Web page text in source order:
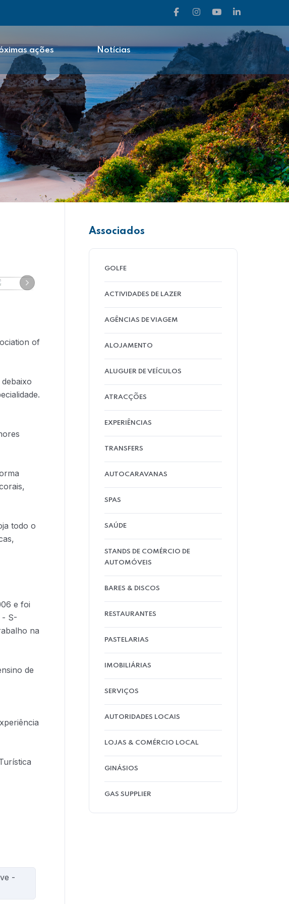
ações Notícias
of
todo o
e foi
- S-
na
de
-
Associados
GOLFE
ACTIVIDADES DE LAZER
AGÊNCIAS DE VIAGEM
ALOJAMENTO
ALUGUER DE VEÍCULOS
ATRACÇÕES
EXPERIÊNCIAS
TRANSFERS
AUTOCARAVANAS
SPAS
SAÚDE
STANDS DE COMÉRCIO DE
AUTOMÓVEIS
BARES & DISCOS
RESTAURANTES
PASTELARIAS
IMOBILIÁRIAS
SERVIÇOS
AUTORIDADES LOCAIS
LOJAS & COMÉRCIO LOCAL
GINÁSIOS
GAS SUPPLIER